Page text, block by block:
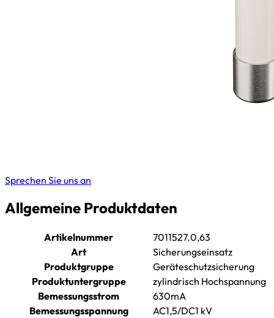
Sprechen Sie uns an
Allgemeine Produktdaten
Artikelnummer
7011527.0,63
Art
Sicherungseinsatz
Produktgruppe
Geräteschutzsicherung
Produktuntergruppe
zylindrisch Hochspannung
Bemessungsstrom
630mA
Bemessungsspannung
AC1,5/DC1 kV